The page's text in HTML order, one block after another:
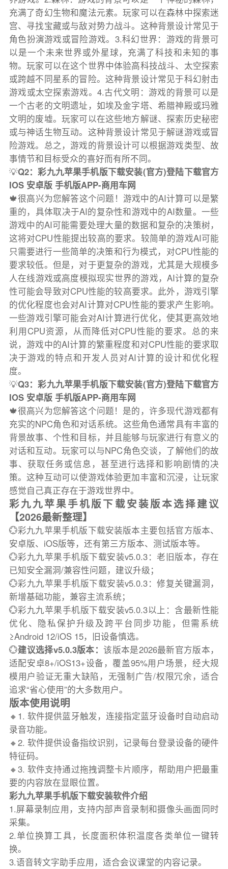
充满了奇幻生物和魔法元素。玩家可以在森林中探索迷
宫、寻找宝藏或与敌对势力战斗。这种背景设计常见于
角色扮演游戏或冒险游戏。3.科幻世界：游戏的背景可
以是一个未来世界或外星球，充满了科技和未知的事
物。玩家可以在这个世界中体验高科技战斗、太空探索
或跨越不同星系的冒险。这种背景设计常见于科幻射击
游戏或太空探索游戏。4.古代文明：游戏的背景可以是
一个古老的文明遗址，如埃及金字塔、希腊神殿或玛雅
文明的废墟。玩家可以在这些地方解谜、探索历史秘密
或与神话生物互动。这种背景设计常见于解谜游戏或冒
险游戏。总之，游戏的背景设计可以根据游戏类型、故
事情节和目标受众的喜好而有所不同。
💡Q2：彩九九苹果手机版下载安装(官方)登陆下载官方
IOS 安卓版 手机版APP-商用车网
🍁很高兴为您解答这个问题！游戏中的AI计算可以是繁
重的，具体取决于AI的复杂性和游戏中的AI数量。一些
游戏中的AI可能需要处理大量的数据和复杂的决策树，
这将对CPU性能提出较高的要求。较简单的游戏AI可能
只需要进行一些简单的决策和行为模式，对CPU性能的
要求较低。但是，对于更复杂的游戏，尤其是大规模多
人在线游戏或高度模拟现实世界的游戏，AI计算的复杂
性可能会导致对CPU性能的较高要求。此外，游戏引擎
的优化程度也会对AI计算对CPU性能的要求产生影响。
一些游戏引擎可能会对AI计算进行优化，使其更高效地
利用CPU资源，从而降低对CPU性能的要求。总的来
说，游戏中的AI计算的繁重程度和对CPU性能的要求取
决于游戏的特点和开发人员对AI计算的设计和优化程
度。
💡Q3：彩九九苹果手机版下载安装(官方)登陆下载官方
IOS 安卓版 手机版APP-商用车网
🍁很高兴为您解答这个问题！是的，许多现代游戏都有
充实的NPC角色和对话系统。这些角色通常具有丰富的
背景故事、个性和目标，并且能够与玩家进行有意义的
对话和互动。玩家可以与NPC角色交谈，了解他们的故
事、获取任务或信息，甚至进行选择和影响剧情的决
策。这种互动可以使游戏体验更加丰富和沉浸，让玩家
感觉自己真正存在于游戏世界中。
彩九九苹果手机版下载安装版本选择建议
【2026最新整理】
💮彩九九苹果手机版下载安装版本主要包括官方版本、
安卓版、iOS版等，还有第三方版本、测试版本等。
💮彩九九苹果手机版下载安装v5.0.3：老旧版本，存在
已知安全漏洞/兼容性问题，建议升级；
💮彩九九苹果手机版下载安装v5.0.3：修复关键漏洞，
新增基础功能，兼容主流系统；
💮彩九九苹果手机版下载安装v5.0.3以上：含最新性能
优化、隐私保护升级及跨平台同步功能，但需系统
≥Android 12/iOS 15，旧设备慎选。
💮建议选择v5.0.3版本：该版本是2026最新官方版本，
适配安卓8+/iOS13+设备，覆盖95%用户场景，经大规
模用户验证无重大缺陷，无强制广告/权限冗余，适合
追求“省心使用”的大多数用户。
版本使用说明
🔸1. 软件提供蓝牙触发，连接指定蓝牙设备时自动启动
录音功能。
🔸2. 软件提供设备指纹识别，记录每台登录设备的硬件
特征码。
🔸3. 软件支持通过拖拽调整卡片顺序，帮助用户把最重
要的内容放在显眼位置。
彩九九苹果手机版下载安装软件介绍
1.屏幕录制应用，支持内部声音录制和摄像头画面同时
采集。
2.单位换算工具，长度面积体积温度各类单位一键转
换。
3.语音转文字助手应用，适合会议课堂的内容记录。